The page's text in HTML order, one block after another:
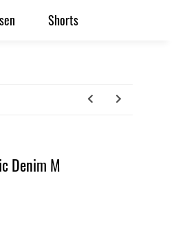
Shorts
Denim M